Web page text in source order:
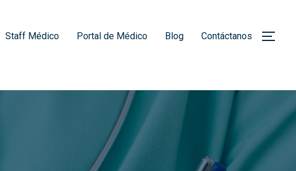
Staff Médico Portal de Médico Blog Contáctanos